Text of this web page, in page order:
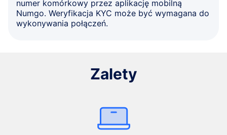
numer komórkowy przez aplikację mobilną
Numgo. Weryfikacja KYC może być wymagana do
wykonywania połączeń.
Zalety